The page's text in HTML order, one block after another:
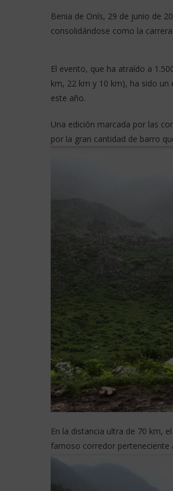
Benia de Onís, 29 de junio de
consolidándose como la
El evento, que ha atraído a
km, 22 km y 10 km), ha sido
este año.
Una edición marcada por las
por la gran cantidad de barro
En la distancia ultra de 70 km,
famoso corredor perteneciente